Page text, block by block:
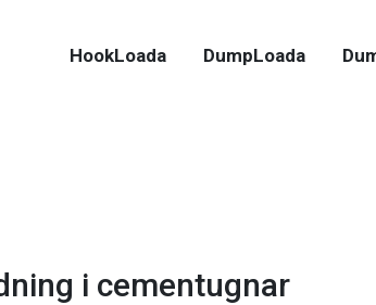
HookLoada DumpLoada
i cementugnar